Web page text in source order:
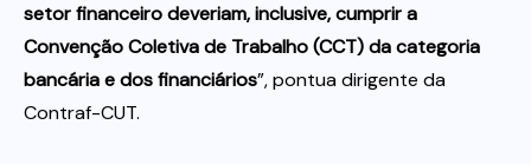
setor financeiro deveriam, inclusive, cumprir a
Convenção Coletiva de Trabalho (CCT) da categoria
bancária e dos financiários”, pontua dirigente da
Contraf-CUT.